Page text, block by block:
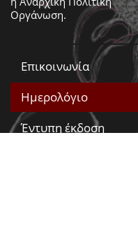
Οργάνωση.
Επικοινωνία
Ημερολόγιο
Έντυπη έκδοση